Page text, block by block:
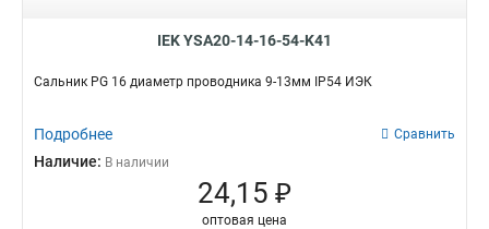
IEK YSA20-14-16-54-K41
Сальник PG 16 диаметр проводника 9-13мм IP54 ИЭК
Подробнее Сравнить
Наличие: В наличии
24,15 ₽
оптовая цена